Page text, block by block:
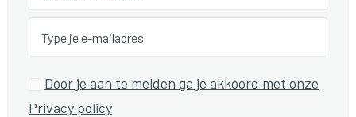
Door je aan te melden ga je akkoord met onze
Privacy policy